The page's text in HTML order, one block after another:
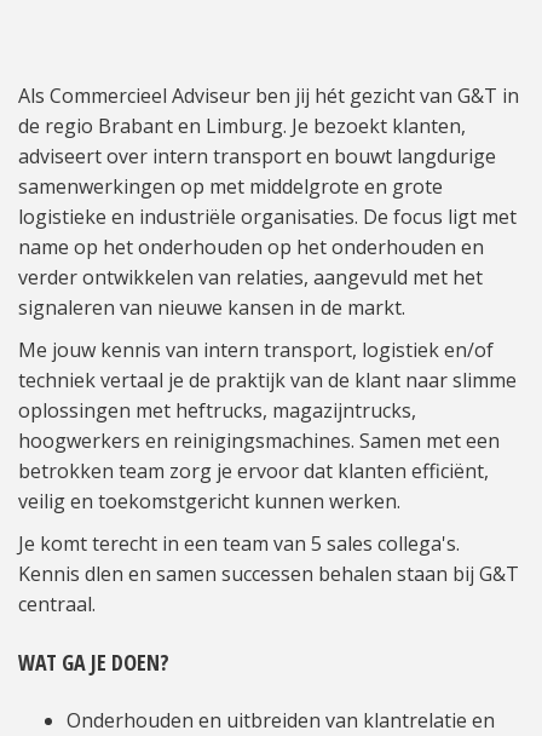
Als Commercieel Adviseur ben jij hét gezicht van G&T in
de regio Brabant en Limburg. Je bezoekt klanten,
adviseert over intern transport en bouwt langdurige
samenwerkingen op met middelgrote en grote
logistieke en industriële organisaties. De focus ligt met
name op het onderhouden op het onderhouden en
verder ontwikkelen van relaties, aangevuld met het
signaleren van nieuwe kansen in de markt.
Me jouw kennis van intern transport, logistiek en/of
techniek vertaal je de praktijk van de klant naar slimme
oplossingen met heftrucks, magazijntrucks,
hoogwerkers en reinigingsmachines. Samen met een
betrokken team zorg je ervoor dat klanten efficiënt,
veilig en toekomstgericht kunnen werken.
Je komt terecht in een team van 5 sales collega's.
Kennis dlen en samen successen behalen staan bij G&T
centraal.
WAT GA JE DOEN?
Onderhouden en uitbreiden van klantrelatie en